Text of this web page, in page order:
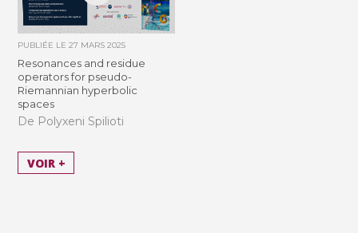
PUBLIÉE LE27 MARS 2025
Resonances and residue
operators for pseudo-
Riemannian hyperbolic
spaces
De Polyxeni Spilioti
VOIR +